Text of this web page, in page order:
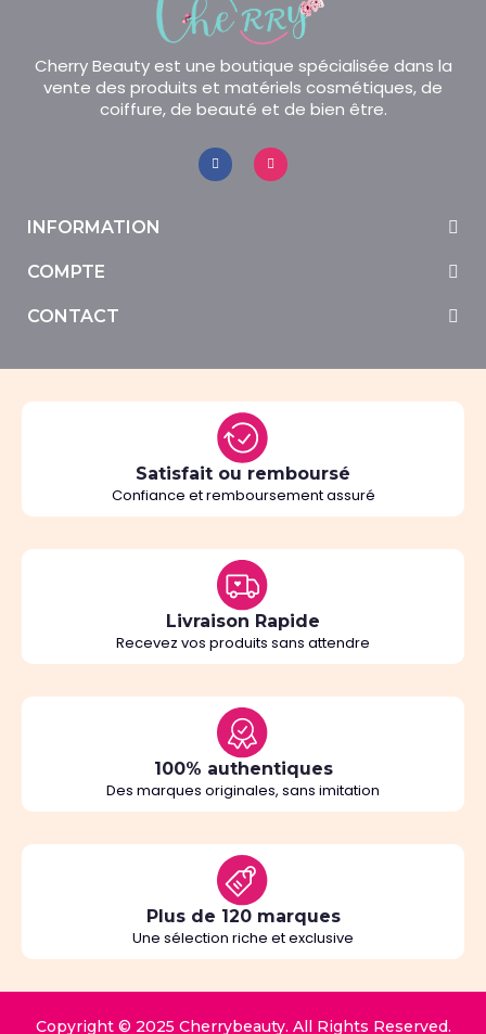
Cherry Beauty est une boutique spécialisée dans la
vente des produits et matériels cosmétiques, de
coiffure, de beauté et de bien être.
INFORMATION
COMPTE
CONTACT
Satisfait ou remboursé
Confiance et remboursement assuré
Livraison Rapide
Recevez vos produits sans attendre
100% authentiques
Des marques originales, sans imitation
Plus de 120 marques
Une sélection riche et exclusive
Copyright © 2025 Cherrybeauty. All Rights Reserved.